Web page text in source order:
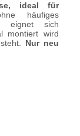
ideal für
häufiges
eignet sich
montiert wird
Nur neu